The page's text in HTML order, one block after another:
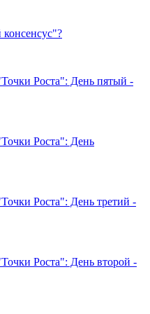
Роста": День пятый -
Роста": День
Роста": День третий -
Роста": День второй -